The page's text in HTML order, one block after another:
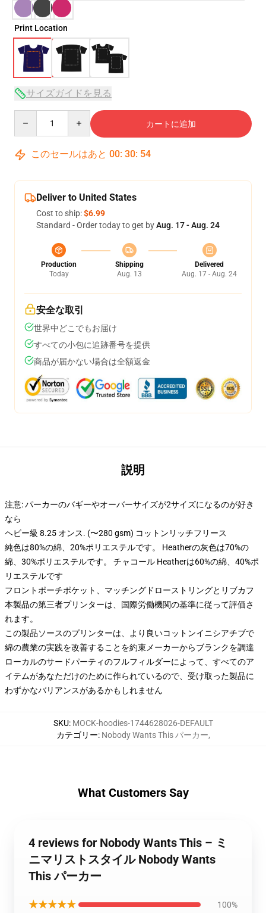
Print Location
サイズガイドを見る
カートに追加
このセールはあと 00: 30: 54
Deliver to United States
Cost to ship:$6.99
Standard - Order today to get byAug. 17 - Aug. 24
Production
Today
Shipping
Aug. 13
Delivered
Aug. 17 - Aug. 24
安全な取引
世界中どこでもお届け
すべての小包に追跡番号を提供
商品が届かない場合は全額返金
説明
注意: パーカーのバギーやオーバーサイズが2サイズになるのが好き
なら
ヘビー級 8.25 オンス. (〜280 gsm) コットンリッチフリース
純色は80%の綿、20%ポリエステルです。 Heatherの灰色は70%の
綿、30%ポリエステルです。 チャコール Heatherは60%の綿、40%ポ
リエステルです
フロントポーチポケット、マッチングドローストリングとリブカフ
本製品の第三者プリンターは、国際労働機関の基準に従って評価さ
れます。
この製品ソースのプリンターは、より良いコットンイニシアチブで
綿の農業の実践を改善することを約束メーカーからブランクを調達
ローカルのサードパーティのフルフィルダーによって、すべてのア
イテムがあなただけのために作られているので、受け取った製品に
わずかなバリアンスがあるかもしれません
SKU: MOCK-hoodies-1744628026-DEFAULT
カテゴリー: Nobody Wants This パーカー,
What Customers Say
4 reviews for Nobody Wants This – ミ
ニマリストスタイル Nobody Wants
This パーカー
★★★★★ 100%